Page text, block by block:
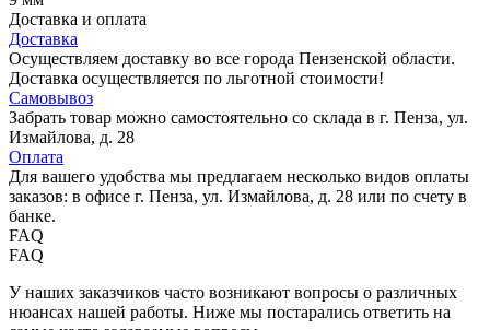
Доставка и оплата
Доставка
Осуществляем доставку во все города Пензенской области.
Доставка осуществляется по льготной стоимости!
Самовывоз
Забрать товар можно самостоятельно со склада в г. Пенза, ул.
Измайлова, д. 28
Оплата
Для вашего удобства мы предлагаем несколько видов оплаты
заказов: в офисе г. Пенза, ул. Измайлова, д. 28 или по счету в
банке.
FAQ
FAQ
У наших заказчиков часто возникают вопросы о различных
нюансах нашей работы. Ниже мы постарались ответить на